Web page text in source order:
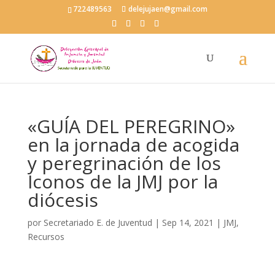
722489563 delejujaen@gmail.com
«GUÍA DEL PEREGRINO»
en la jornada de acogida
y peregrinación de los
Iconos de la JMJ por la
diócesis
por Secretariado E. de Juventud | Sep 14, 2021 | JMJ,
Recursos